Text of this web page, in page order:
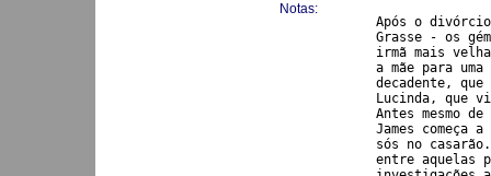
Notas:
Após o
Grasse - os
irmã mais
a mãe para
decadente,
Lucinda, que
Antes mesmo
James começa
sós no
entre aquelas